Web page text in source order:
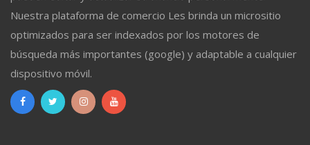
Nuestra plataforma de comercio Les brinda un micrositio
optimizados para ser indexados por los motores de
búsqueda más importantes (google) y adaptable a cualquier
dispositivo móvil.